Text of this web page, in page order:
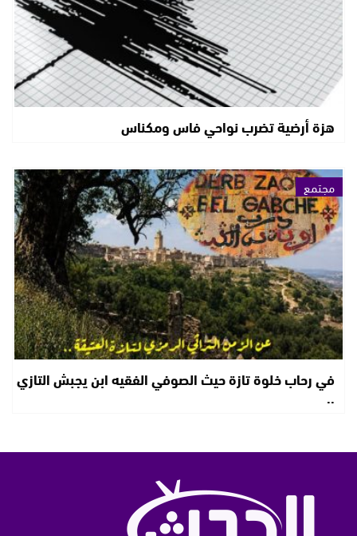
هزة أرضية تضرب نواحي فاس ومكناس
مجتمع
في رحاب خلوة تازة حيث الصوفي الفقيه ابن يجبش التازي
..